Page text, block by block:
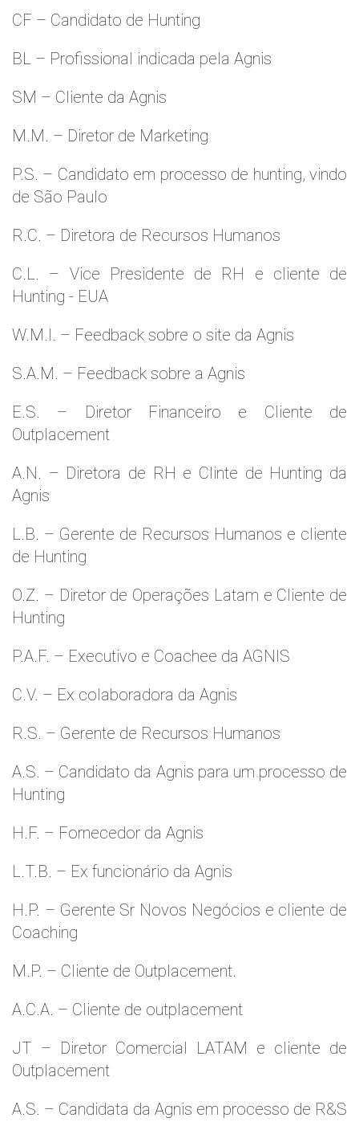
CF – Candidato de Hunting
BL – Profissional indicada pela Agnis
SM – Cliente da Agnis
M.M. – Diretor de Marketing
P.S. – Candidato em processo de hunting, vindo
de São Paulo
R.C. – Diretora de Recursos Humanos
C.L. – Vice Presidente de RH e cliente de
Hunting - EUA
W.M.l. – Feedback sobre o site da Agnis
S.A.M. – Feedback sobre a Agnis
E.S. – Diretor Financeiro e Cliente de
Outplacement
A.N. – Diretora de RH e Clinte de Hunting da
Agnis
L.B. – Gerente de Recursos Humanos e cliente
de Hunting
O.Z. – Diretor de Operações Latam e Cliente de
Hunting
P.A.F. – Executivo e Coachee da AGNIS
C.V. – Ex colaboradora da Agnis
R.S. – Gerente de Recursos Humanos
A.S. – Candidato da Agnis para um processo de
Hunting
H.F. – Fornecedor da Agnis
L.T.B. – Ex funcionário da Agnis
H.P. – Gerente Sr Novos Negócios e cliente de
Coaching
M.P. – Cliente de Outplacement.
A.C.A. – Cliente de outplacement
JT – Diretor Comercial LATAM e cliente de
Outplacement
A.S. – Candidata da Agnis em processo de R&S